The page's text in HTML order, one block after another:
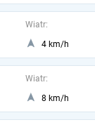
Wiatr:
4 km/h
Wiatr:
8 km/h